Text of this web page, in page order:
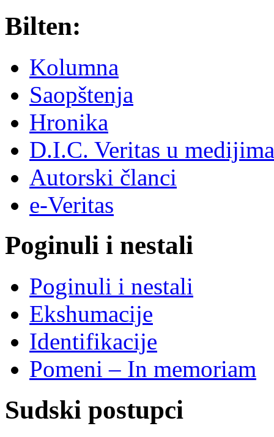
Bilten:
Kolumna
Saopštenja
Hronika
D.I.C. Veritas u medijima
Autorski članci
e-Veritas
Poginuli i nestali
Poginuli i nestali
Ekshumacije
Identifikacije
Pomeni – In memoriam
Sudski postupci